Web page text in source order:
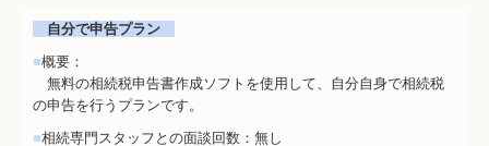
自分で申告プラン
■概要：
無料の相続税申告書作成ソフトを使用して、自分自身で相続税
の申告を行うプランです。
■相続専門スタッフとの面談回数：無し